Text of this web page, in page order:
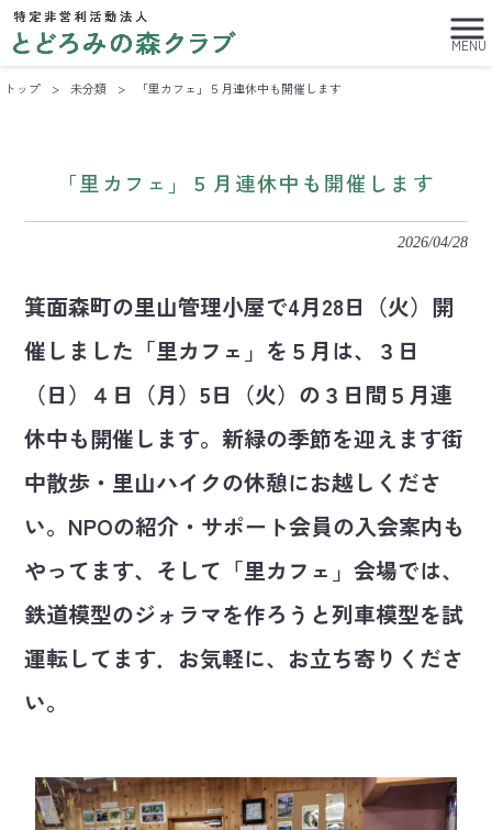
MENU
トップ > 未分類 > 「里カフェ」５月連休中も開催します
「里カフェ」５月連休中も開催します
2026/04/28
箕面森町の里山管理小屋で4月28日（火）開
催しました「里カフェ」を５月は、３日
（日）４日（月）5日（火）の３日間５月連
休中も開催します。新緑の季節を迎えます街
中散歩・里山ハイクの休憩にお越しくださ
い。NPOの紹介・サポート会員の入会案内も
やってます、そして「里カフェ」会場では、
鉄道模型のジォラマを作ろうと列車模型を試
運転してます．お気軽に、お立ち寄りくださ
い。